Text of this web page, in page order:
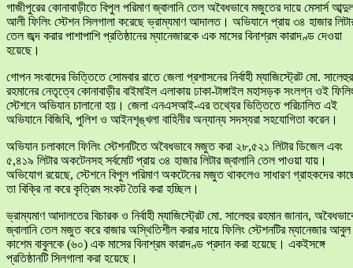
গাজীপুরের কোনাবাড়ীতে বিপুল পরিমাণ জ্বালানি তেল অবৈধভাবে মজুতের দায়ে মেসার্স
আলী ফিলিং স্টেশন সিলগালা করেছে ভ্রাম্যমাণ আদালত। অভিযানে প্রায় ৩৪ হাজার
তেল জব্দ করার পাশাপাশি প্রতিষ্ঠানের ম্যানেজারকে এক মাসের বিনাশ্রম কারাদণ্ড দেওয়া
হয়েছে।
গোপন সংবাদের ভিত্তিতে সোমবার রাতে জেলা প্রশাসনের নির্বাহী ম্যাজিস্ট্রেট মো. সালেহুর
রহমানের নেতৃত্বে কোনাবাড়ীর বাইমাইল এলাকায় ঢাকা-টাঙ্গাইল মহাসড়ক সংলগ্ন ওই
স্টেশনে অভিযান চালানো হয়। জেলা এনএসআই-এর তথ্যের ভিত্তিতে পরিচালিত এই
অভিযানে বিজিবি, পুলিশ ও আইনশৃঙ্খলা বাহিনীর অন্যান্য সদস্যরা সহযোগিতা করেন।
অভিযান চলাকালে ফিলিং স্টেশনটিতে অবৈধভাবে মজুত করা ২৮,৫২১ লিটার ডিজেল এবং
৫,৪১৯ লিটার অকটেনসহ সর্বমোট প্রায় ৩৪ হাজার লিটার জ্বালানি তেল পাওয়া যায়।
অভিযোগ রয়েছে, স্টেশনে বিপুল পরিমাণ অকটেনের মজুত থাকলেও সাধারণ গ্রাহকদের
তা বিক্রি না করে কৃত্রিম সংকট তৈরি করা হচ্ছিল।
ভ্রাম্যমাণ আদালতের বিচারক ও নির্বাহী ম্যাজিস্ট্রেট মো. সালেহুর রহমান জানান,
জ্বালানি তেল মজুত করে বাজার অস্থিতিশীল করার দায়ে ফিলিং স্টেশনটির ম্যানেজার আবুল
কাশেম বাবুলকে (৬০) এক মাসের বিনাশ্রম কারাদণ্ড প্রদান করা হয়েছে। একইসঙ্গে
প্রতিষ্ঠানটি সিলগালা করা হয়েছে।